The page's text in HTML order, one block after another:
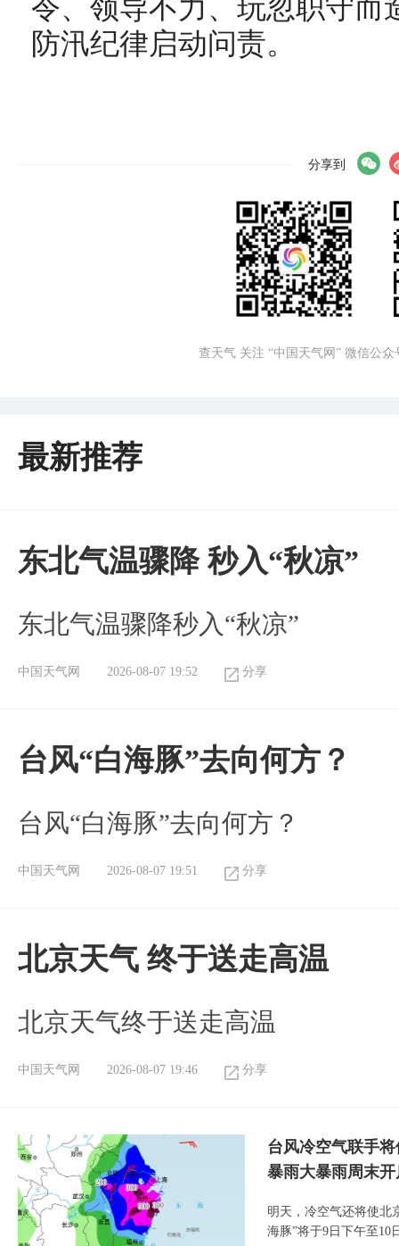
令、领导不力、玩忽职守而
防汛纪律启动问责。
分享到
查天气 关注 “中国天气网” 微信公众
最新推荐
东北气温骤降 秒入“秋凉”
东北气温骤降秒入“秋凉”
中国天气网 2026-08-07 19:52 分享
台风“白海豚”去向何方？
台风“白海豚”去向何方？
中国天气网 2026-08-07 19:51 分享
北京天气 终于送走高温
北京天气终于送走高温
中国天气网 2026-08-07 19:46 分享
台风冷空气联手
暴雨大暴雨周末开
明天，冷空气还将使北
海豚”将于9日下午至10